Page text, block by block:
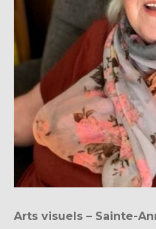
Arts visuels – Sainte-